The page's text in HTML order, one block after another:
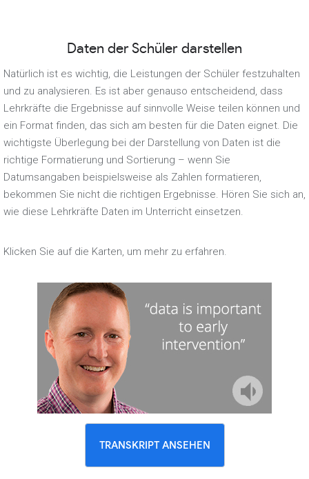
Daten der Schüler darstellen
Natürlich ist es wichtig, die Leistungen der Schüler festzuhalten
und zu analysieren. Es ist aber genauso entscheidend, dass
Lehrkräfte die Ergebnisse auf sinnvolle Weise teilen können und
ein Format finden, das sich am besten für die Daten eignet. Die
wichtigste Überlegung bei der Darstellung von Daten ist die
richtige Formatierung und Sortierung – wenn Sie
Datumsangaben beispielsweise als Zahlen formatieren,
bekommen Sie nicht die richtigen Ergebnisse. Hören Sie sich an,
wie diese Lehrkräfte Daten im Unterricht einsetzen.
Klicken Sie auf die Karten, um mehr zu erfahren.
TRANSKRIPT ANSEHEN